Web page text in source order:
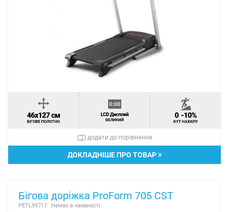
додати до порівняння
ДОКЛАДНІШЕ ПРО ТОВАР
Бігова доріжка ProForm 705 CST
PETL99717 Немає в наявності